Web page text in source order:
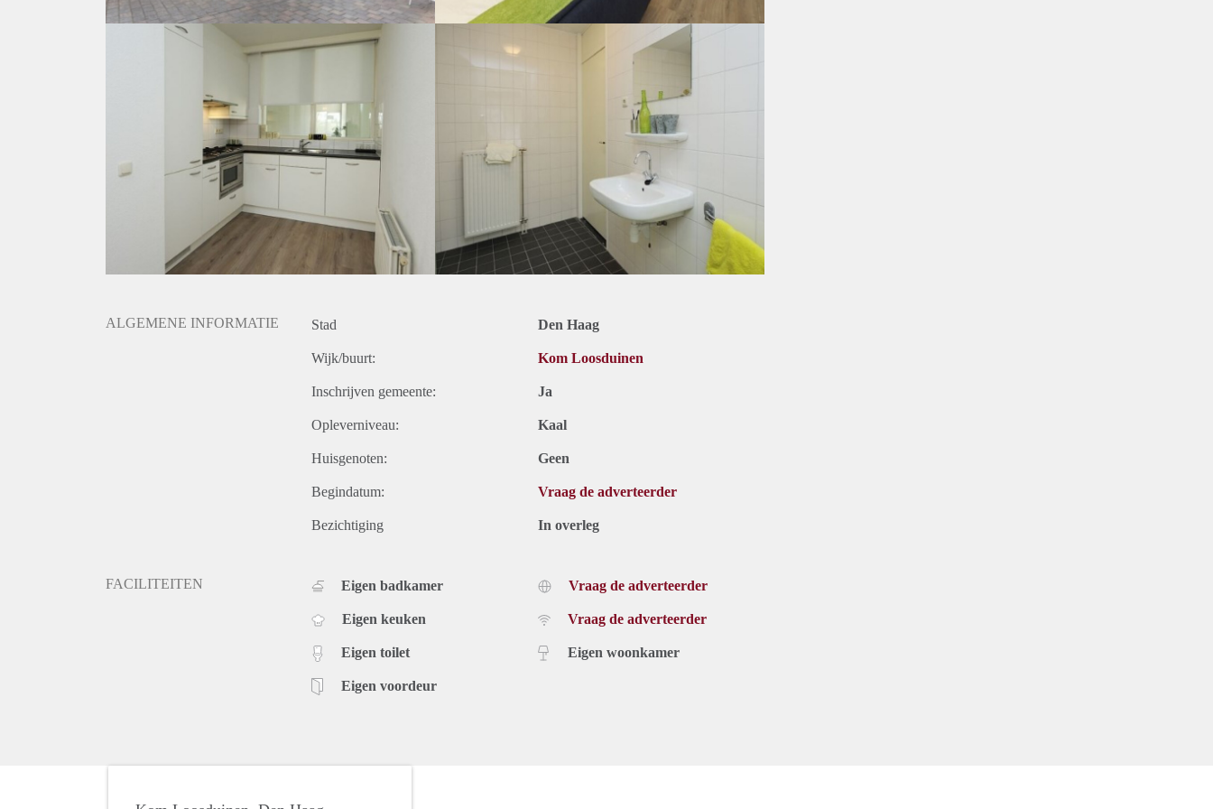
ALGEMENE INFORMATIE Stad Den Haag
Wijk/buurt: Kom Loosduinen
Inschrijven gemeente: Ja
Opleverniveau: Kaal
Huisgenoten: Geen
Begindatum: Vraag de adverteerder
Bezichtiging In overleg
FACILITEITEN Eigen badkamer
Eigen keuken
Eigen toilet
Eigen voordeur
Vraag de adverteerder
Vraag de adverteerder
Eigen woonkamer